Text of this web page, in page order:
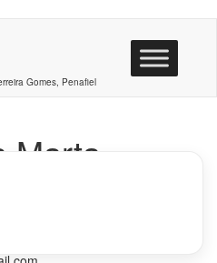
Gomes, Penafiel
Marta
-4560-765 Penafiel